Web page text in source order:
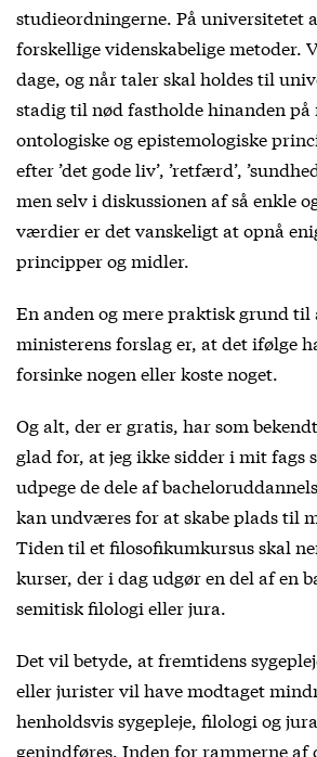
studieordningerne. På universitetet
forskellige videnskabelige metoder.
dage, og når taler skal holdes til
stadig til nød fastholde hinanden på
ontologiske og epistemologiske
efter ’det gode liv’, ’retfærd’,
men selv i diskussionen af så enkle
værdier er det vanskeligt at opnå
principper og midler.
En anden og mere praktisk grund
ministerens forslag er, at det ifølge
forsinke nogen eller koste noget.
Og alt, der er gratis, har som
glad for, at jeg ikke sidder i mit fags
udpege de dele af
kan undværes for at skabe plads til
Tiden til et filosofikumkursus skal
kurser, der i dag udgør en del af en
semitisk filologi eller jura.
Det vil betyde, at fremtidens
eller jurister vil have modtaget
henholdsvis sygepleje, filologi og
genindføres. Inden for rammerne af